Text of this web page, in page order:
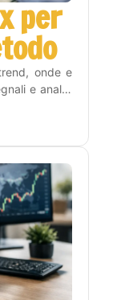
per
onde e
e analisi